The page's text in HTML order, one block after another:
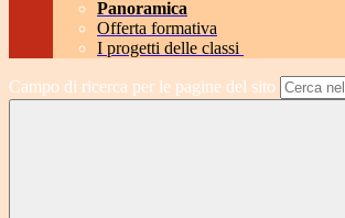
Panoramica
Offerta formativa
I progetti delle classi
Campo di ricerca per le pagine del sito